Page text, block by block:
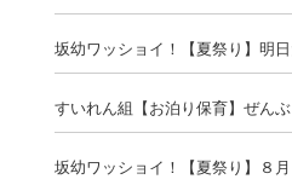
坂幼ワッショイ！【夏祭り】明日
すいれん組【お泊り保育】ぜん
坂幼ワッショイ！【夏祭り】８